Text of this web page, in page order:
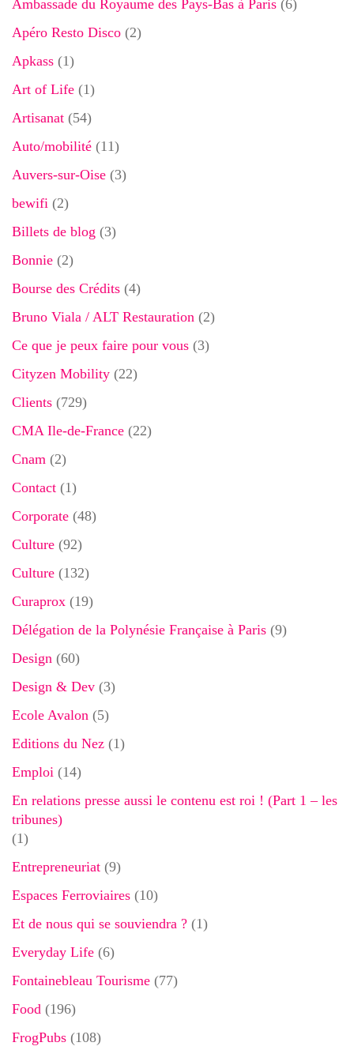
Ambassade du Royaume des Pays-Bas à Paris (6)
Apéro Resto Disco (2)
Apkass (1)
Art of Life (1)
Artisanat (54)
Auto/mobilité (11)
Auvers-sur-Oise (3)
bewifi (2)
Billets de blog (3)
Bonnie (2)
Bourse des Crédits (4)
Bruno Viala / ALT Restauration (2)
Ce que je peux faire pour vous (3)
Cityzen Mobility (22)
Clients (729)
CMA Ile-de-France (22)
Cnam (2)
Contact (1)
Corporate (48)
Culture (92)
Culture (132)
Curaprox (19)
Délégation de la Polynésie Française à Paris (9)
Design (60)
Design & Dev (3)
Ecole Avalon (5)
Editions du Nez (1)
Emploi (14)
En relations presse aussi le contenu est roi ! (Part 1 – les
tribunes)
(1)
Entrepreneuriat (9)
Espaces Ferroviaires (10)
Et de nous qui se souviendra ? (1)
Everyday Life (6)
Fontainebleau Tourisme (77)
Food (196)
FrogPubs (108)